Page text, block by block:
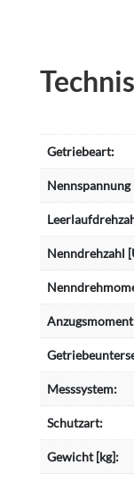
Getriebeart:
Nennspannung
Nenndrehzahl
Messsystem:
Schutzart:
Gewicht [kg]: